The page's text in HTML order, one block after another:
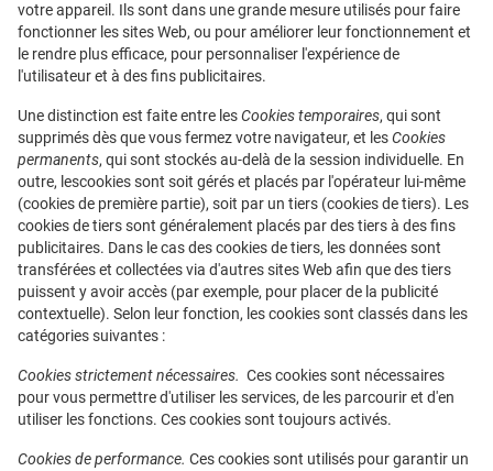
votre appareil. Ils sont dans une grande mesure utilisés pour faire
fonctionner les sites Web, ou pour améliorer leur fonctionnement et
le rendre plus efficace, pour personnaliser l'expérience de
l'utilisateur et à des fins publicitaires.
Une distinction est faite entre lesCookies temporaires, qui sont
supprimés dès que vous fermez votre navigateur, et lesCookies
permanents, qui sont stockés au-delà de la session individuelle. En
outre, lescookies sont soit gérés et placés par l'opérateur lui-même
(cookies de première partie), soit par un tiers (cookies de tiers). Les
cookies de tiers sont généralement placés par des tiers à des fins
publicitaires. Dans le cas des cookies de tiers, les données sont
transférées et collectées via d'autres sites Web afin que des tiers
puissent y avoir accès (par exemple, pour placer de la publicité
contextuelle). Selon leur fonction, les cookies sont classés dans les
catégories suivantes :
Cookies strictement nécessaires. Ces cookies sont nécessaires
pour vous permettre d'utiliser les services, de les parcourir et d'en
utiliser les fonctions. Ces cookies sont toujours activés.
Cookies de performance. Ces cookies sont utilisés pour garantir un